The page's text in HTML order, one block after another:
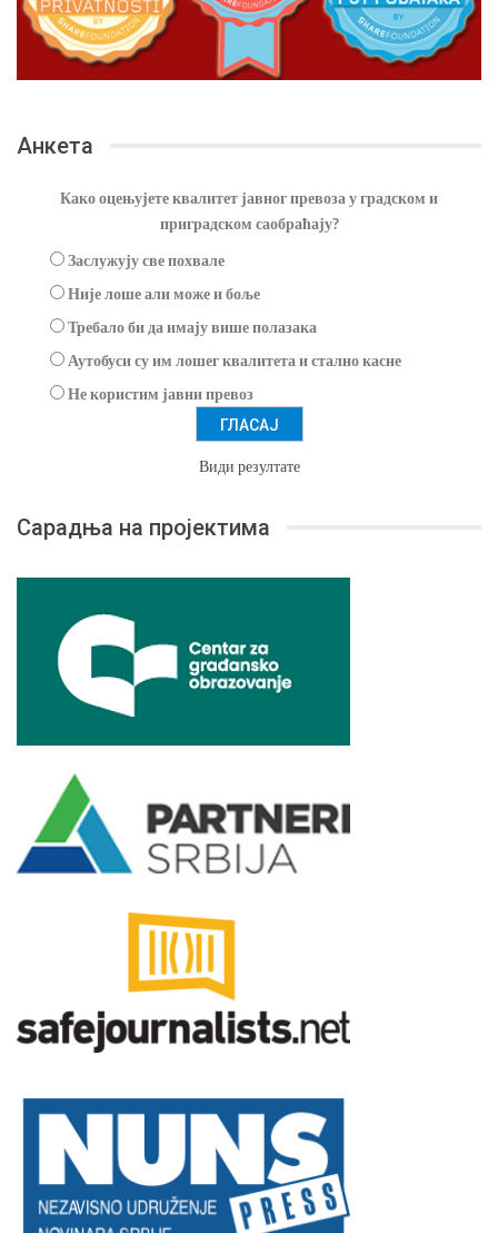
Анкета
Како оцењујете квалитет јавног превоза у градском и
приградском саобраћају?
Заслужују све похвале
Није лоше али може и боље
Требало би да имају више полазака
Аутобуси су им лошег квалитета и стално касне
Не користим јавни превоз
Види резултате
Сарадња на пројектима